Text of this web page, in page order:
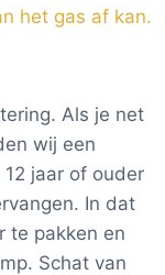
het gas af kan.
Als je net
wij een
jaar of ouder
In dat
te pakken en
Schat van